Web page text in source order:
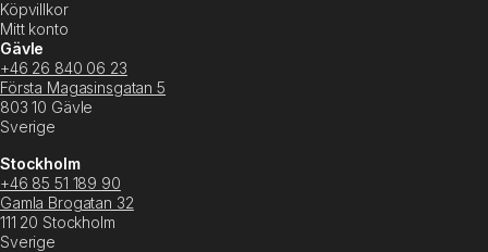
Köpvillkor
Mitt konto
Gävle
+46 26 840 06 23
Första Magasinsgatan 5
803 10 Gävle
Sverige
Stockholm
+46 85 51 189 90
Gamla Brogatan 32
111 20 Stockholm
Sverige